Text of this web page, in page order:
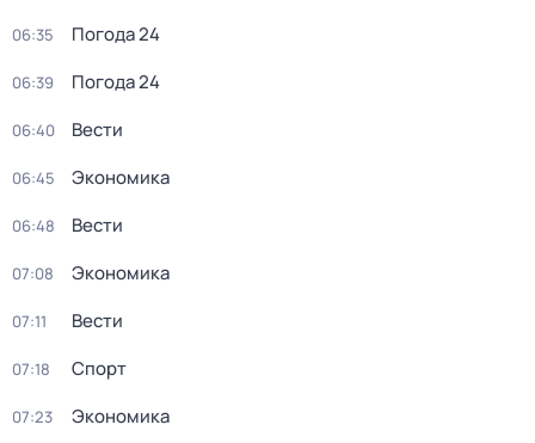
06:35 Погода 24
06:39 Погода 24
06:40 Вести
06:45 Экономика
06:48 Вести
07:08 Экономика
07:11 Вести
07:18 Спорт
07:23 Экономика